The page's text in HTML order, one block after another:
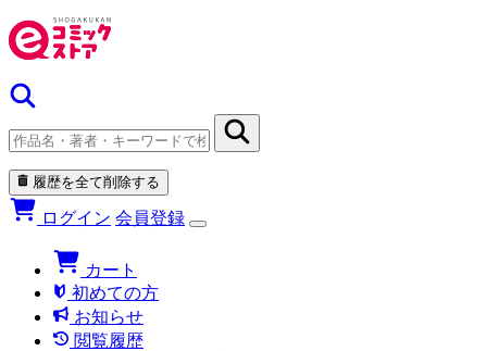
履歴を全て削除する
ログイン 会員登録
カート
初めての方
お知らせ
閲覧履歴